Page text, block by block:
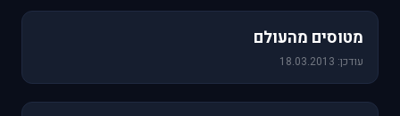
מטוסים מהעולם
עודכן: 18.03.2013